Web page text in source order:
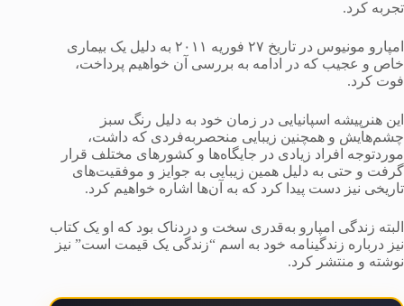
تجربه کرد.
امپارو مونیوس در تاریخ ۲۷ فوریه ۲۰۱۱ به دلیل یک بیماری
خاص و عجیب که در ادامه به بررسی آن خواهیم پرداخت،
فوت کرد.
این هنرپیشه اسپانیایی در زمان خود به دلیل رنگ سبز
چشم‌هایش و همچنین زیبایی منحصربه‌فردی که داشت،
موردتوجه افراد زیادی در جایگاه‌ها و کشورهای مختلف قرار
گرفت و حتی به دلیل همین زیبایی به جوایز و موفقیت‌های
تاریخی نیز دست پیدا کرد که به آن‌ها اشاره خواهیم کرد.
البته زندگی امپارو به‌قدری سخت و دردناک بود که او یک کتاب
نیز درباره زندگینامه خود به اسم “زندگی یک قیمت است” نیز
نوشته و منتشر کرد.